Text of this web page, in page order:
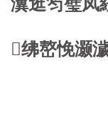
瀵逛笉璧凤
绋嶅悗灏